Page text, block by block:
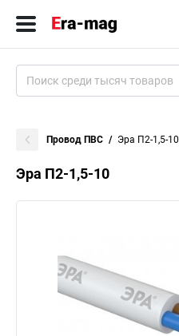
Провод ПВС Эра П2-1,5-10
Эра П2-1,5-10